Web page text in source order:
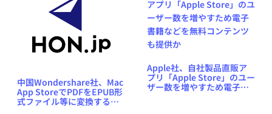
中国Wondershare社、Mac
App StoreでPDFをEPUB形
式ファイル等に変換するユ
Apple社、自社製品直販ア
プリ「Apple Store」のユー
ザー数を増やすため電子書